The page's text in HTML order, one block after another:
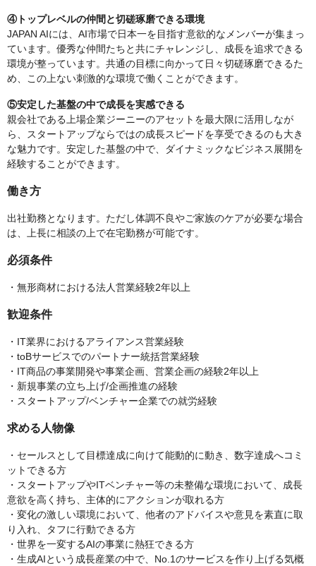
④トップレベルの仲間と切磋琢磨できる環境
JAPAN AIには、AI市場で日本一を目指す意欲的なメンバーが集まっ
ています。優秀な仲間たちと共にチャレンジし、成長を追求できる
環境が整っています。共通の目標に向かって日々切磋琢磨できるた
め、この上ない刺激的な環境で働くことができます。
⑤安定した基盤の中で成長を実感できる
親会社である上場企業ジーニーのアセットを最大限に活用しなが
ら、スタートアップならではの成長スピードを享受できるのも大き
な魅力です。安定した基盤の中で、ダイナミックなビジネス展開を
経験することができます。
働き方
出社勤務となります。ただし体調不良やご家族のケアが必要な場合
は、上長に相談の上で在宅勤務が可能です。
必須条件
・無形商材における法人営業経験2年以上
歓迎条件
・IT業界におけるアライアンス営業経験
・toBサービスでのパートナー統括営業経験
・IT商品の事業開発や事業企画、営業企画の経験2年以上
・新規事業の立ち上げ/企画推進の経験
・スタートアップ/ベンチャー企業での就労経験
求める人物像
・セールスとして目標達成に向けて能動的に動き、数字達成へコミ
ットできる方
・スタートアップやITベンチャー等の未整備な環境において、成長
意欲を高く持ち、主体的にアクションが取れる方
・変化の激しい環境において、他者のアドバイスや意見を素直に取
り入れ、タフに行動できる方
・世界を一変するAIの事業に熱狂できる方
・生成AIという成長産業の中で、No.1のサービスを作り上げる気概